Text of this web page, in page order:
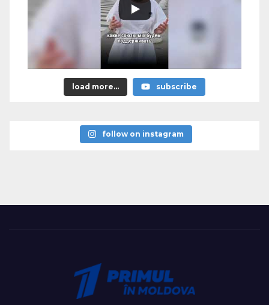
load more... subscribe
follow on instagram